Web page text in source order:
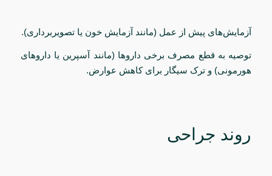
آزمایش‌های پیش از عمل (مانند آزمایش خون یا تصویربرداری).
توصیه به قطع مصرف برخی داروها (مانند آسپرین یا داروهای
هورمونی) و ترک سیگار برای کاهش عوارض.
روند جراحی